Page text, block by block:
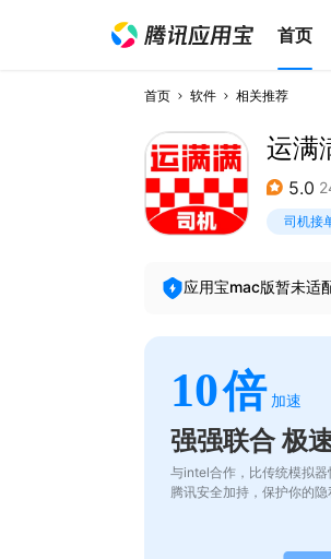
首页
首页 软件 相关推荐
运满
5.0
司机接
应用宝mac版暂未适
10倍 加速
强强联合 极
与intel合作，比传统模拟
腾讯安全加持，保护你的隐